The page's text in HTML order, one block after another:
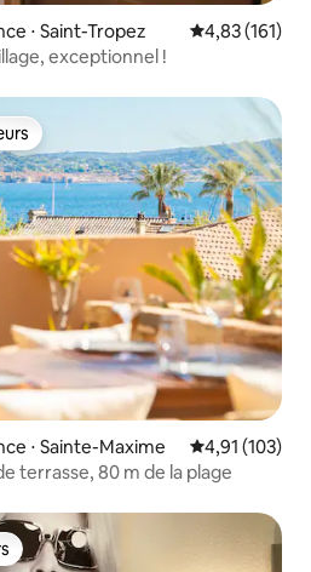
⋅ Saint-Tropez Évaluation
4,83 (161)
exceptionnel !
les plus appréciés
⋅ Sainte-Maxime Évaluation
4,91 (103)
terrasse, 80 m de la plage